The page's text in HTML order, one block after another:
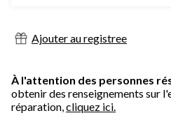
évaluations
Ajouter au registree
À l'attention des personnes
obtenir des renseignements sur
réparation,cliquez ici.